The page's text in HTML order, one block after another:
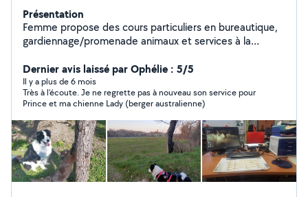
Présentation
Femme propose des cours particuliers en bureautique,
gardiennage/promenade animaux et services à la
Dernier avis laissé par Ophélie : 5/5
Il y a plus de 6 mois
Très à l’écoute. Je ne regrette pas à nouveau son service pour
Prince et ma chienne Lady (berger australienne)